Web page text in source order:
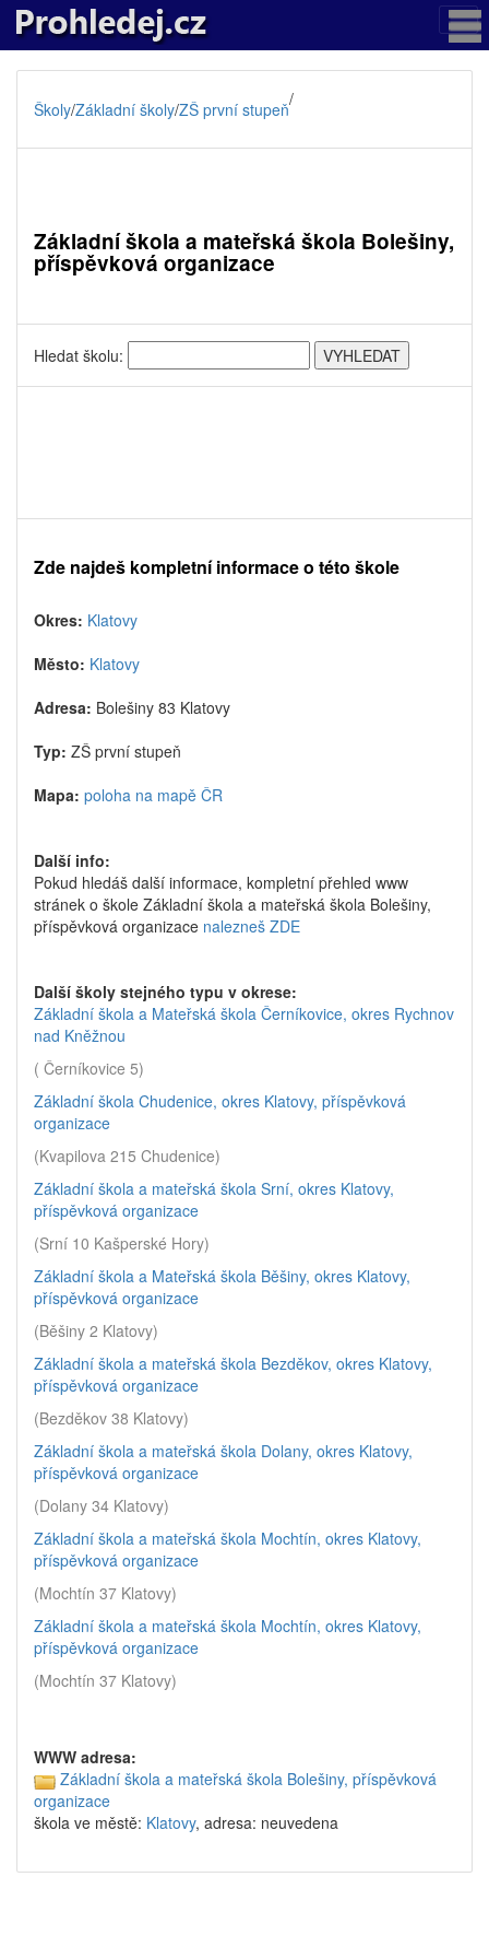
Školy/Základní školy/ZŠ první stupeň/
Základní škola a mateřská škola Bolešiny,
příspěvková organizace
Hledat školu:
Zde najdeš kompletní informace o této škole
Okres: Klatovy
Město: Klatovy
Adresa: Bolešiny 83 Klatovy
Typ: ZŠ první stupeň
Mapa: poloha na mapě ČR
Další info:
Pokud hledáš další informace, kompletní přehled www
stránek o škole Základní škola a mateřská škola Bolešiny,
příspěvková organizace nalezneš ZDE
Další školy stejného typu v okrese:
Základní škola a Mateřská škola Černíkovice, okres Rychnov
nad Kněžnou
( Černíkovice 5)
Základní škola Chudenice, okres Klatovy, příspěvková
organizace
(Kvapilova 215 Chudenice)
Základní škola a mateřská škola Srní, okres Klatovy,
příspěvková organizace
(Srní 10 Kašperské Hory)
Základní škola a Mateřská škola Běšiny, okres Klatovy,
příspěvková organizace
(Běšiny 2 Klatovy)
Základní škola a mateřská škola Bezděkov, okres Klatovy,
příspěvková organizace
(Bezděkov 38 Klatovy)
Základní škola a mateřská škola Dolany, okres Klatovy,
příspěvková organizace
(Dolany 34 Klatovy)
Základní škola a mateřská škola Mochtín, okres Klatovy,
příspěvková organizace
(Mochtín 37 Klatovy)
Základní škola a mateřská škola Mochtín, okres Klatovy,
příspěvková organizace
(Mochtín 37 Klatovy)
WWW adresa:
Základní škola a mateřská škola Bolešiny, příspěvková
organizace
škola ve městě: Klatovy, adresa: neuvedena